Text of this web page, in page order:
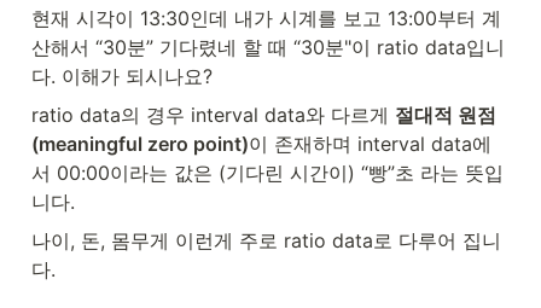
현재 시각이 13:30인데 내가 시계를 보고 13:00부터 계
산해서 “30분” 기다렸네 할 때 “30분"이 ratio data입니
다. 이해가 되시나요?
ratio data의 경우 interval data와 다르게 절대적 원점
(meaningful zero point)이 존재하며 interval data에
서 00:00이라는 값은 (기다린 시간이) “빵”초 라는 뜻입
니다.
나이, 돈, 몸무게 이런게 주로 ratio data로 다루어 집니
다.